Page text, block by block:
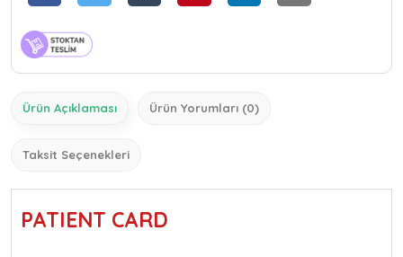
Ürün Açıklaması Ürün Yorumları (0)
Taksit Seçenekleri
PATIENT CARD